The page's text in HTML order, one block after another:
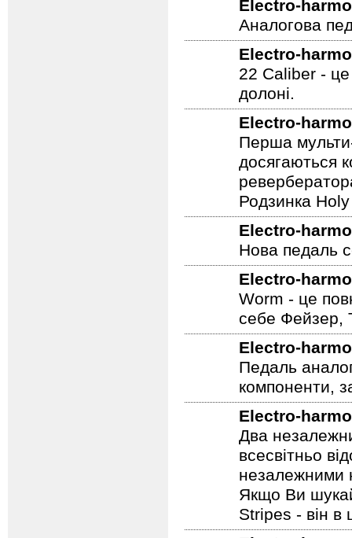
Electro-
Аналогова
Electro-
22 Caliber -
долоні.
Electro-
Перша
досягаються
Родзинка
Electro-
Нова педаль
Electro-
Worm - це
себе Фейзер,
Electro-
Педаль
компоненти,
Electro-
Два
всесвітньо
незалежними
Якщо Ви
Stripes - він в